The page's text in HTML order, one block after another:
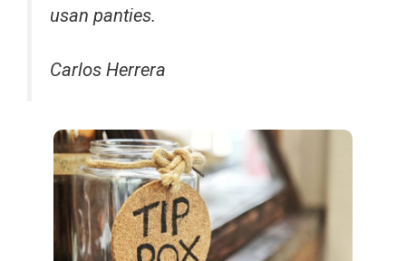
usan panties.
Carlos Herrera